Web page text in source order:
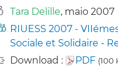
Tara Delille, maio 2007
RIUESS 2007 -
Sociale et Solidaire -
Download :
PDF (100